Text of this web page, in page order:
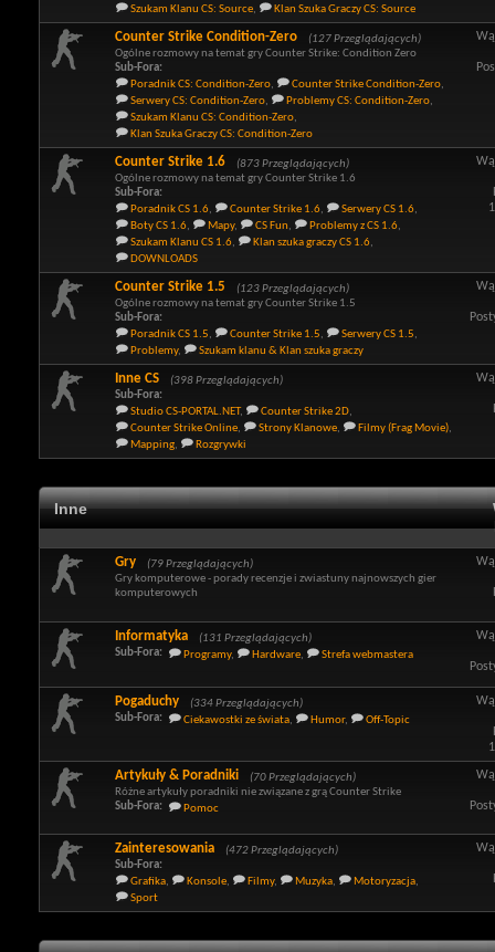
Szukam Klanu CS: Source, Klan Szuka Graczy CS: Source
Counter Strike Condition-Zero
(127 Przeglądających)
Ogólne rozmowy na temat gry Counter Strike: Condition Zero
Sub-Fora:
Poradnik CS: Condition-Zero, Counter Strike Condition-Zero,
Serwery CS: Condition-Zero, Problemy CS: Condition-Zero,
Szukam Klanu CS: Condition-Zero,
Klan Szuka Graczy CS: Condition-Zero
Counter Strike 1.6
(873 Przeglądających)
Ogólne rozmowy na temat gry Counter Strike 1.6
Sub-Fora:
Poradnik CS 1.6, Counter Strike 1.6, Serwery CS 1.6,
Boty CS 1.6, Mapy, CS Fun, Problemy z CS 1.6,
Szukam Klanu CS 1.6, Klan szuka graczy CS 1.6,
DOWNLOADS
Counter Strike 1.5
(123 Przeglądających)
Ogólne rozmowy na temat gry Counter Strike 1.5
Sub-Fora:
Poradnik CS 1.5, Counter Strike 1.5, Serwery CS 1.5,
Problemy, Szukam klanu & Klan szuka graczy
Inne CS
(398 Przeglądających)
Sub-Fora:
Studio CS-PORTAL.NET, Counter Strike 2D,
Counter Strike Online, Strony Klanowe, Filmy (Frag Movie),
Mapping, Rozgrywki
Inne
Gry
(79 Przeglądających)
Gry komputerowe - porady recenzje i zwiastuny najnowszych gier
komputerowych
Informatyka
(131 Przeglądających)
Sub-Fora:
Programy, Hardware, Strefa webmastera
Pogaduchy
(334 Przeglądających)
Sub-Fora:
Ciekawostki ze świata, Humor, Off-Topic
Artykuły & Poradniki
(70 Przeglądających)
Różne artykuły poradniki nie związane z grą Counter Strike
Sub-Fora:
Pomoc
Zainteresowania
(472 Przeglądających)
Sub-Fora:
Grafika, Konsole, Filmy, Muzyka, Motoryzacja,
Sport